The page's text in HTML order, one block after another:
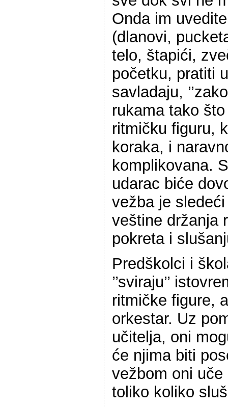
Onda im
(dlanovi,
telo, štapići,
početku, pratiti
savladaju,
rukama tako
ritmičku figuru,
koraka, i
komplikovana.
udarac biće
vežba je
veštine držanja
pokreta i
Predškolci i
’’sviraju’’
ritmičke figure,
orkestar. Uz
učitelja, oni
će njima biti
vežbom oni
toliko koliko